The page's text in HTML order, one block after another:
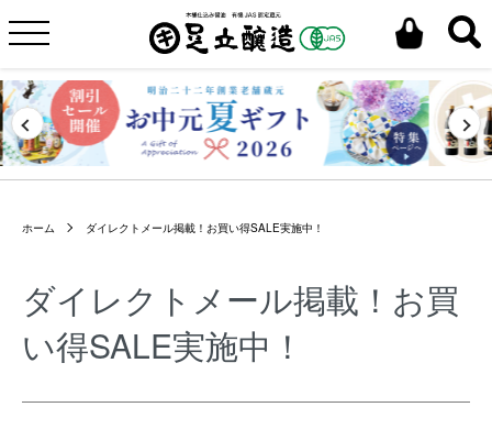
ホーム ダイレクトメール掲載！お買い得SALE実施中！
ダイレクトメール掲載！お買
い得SALE実施中！